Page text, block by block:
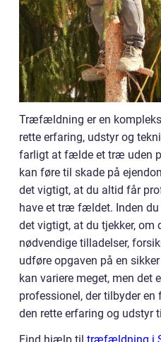
Træfældning er en
rette erfaring, udstyr og
farligt at fælde et træ uden
kan føre til skade på
det vigtigt, at du altid får
have et træ fældet. Inden
det vigtigt, at du tjekker,
nødvendige tilladelser,
udføre opgaven på en
kan variere meget, men det
professionel, der tilbyder
den rette erfaring og udstyr